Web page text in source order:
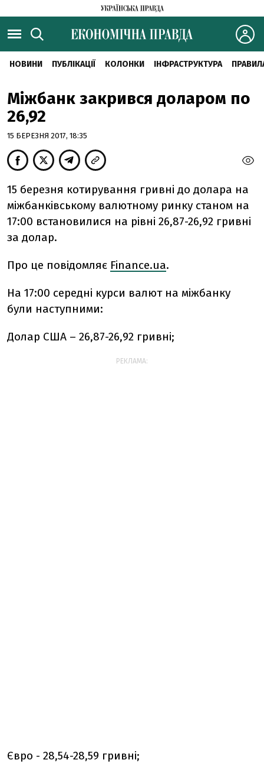
НОВИНИ ПУБЛІКАЦІЇ КОЛОНКИ ІНФРАСТРУКТУРА
Міжбанк закрився доларом по
26,92
15 БЕРЕЗНЯ 2017, 18:35
15 березня котирування гривні до долара на
міжбанківському валютному ринку станом на
17:00 встановилися на рівні 26,87-26,92 гривні
за долар.
Про це повідомляє Finance.ua.
На 17:00 середні курси валют на міжбанку
були наступними:
Долар США – 26,87-26,92 гривні;
РЕКЛАМА:
Євро - 28,54-28,59 гривні;